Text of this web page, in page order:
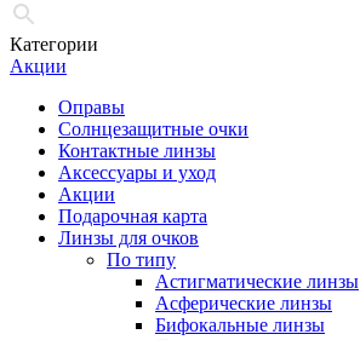
Категории
Акции
Оправы
Солнцезащитные очки
Контактные линзы
Аксессуары и уход
Акции
Подарочная карта
Линзы для очков
По типу
Астигматические линзы
Асферические линзы
Бифокальные линзы